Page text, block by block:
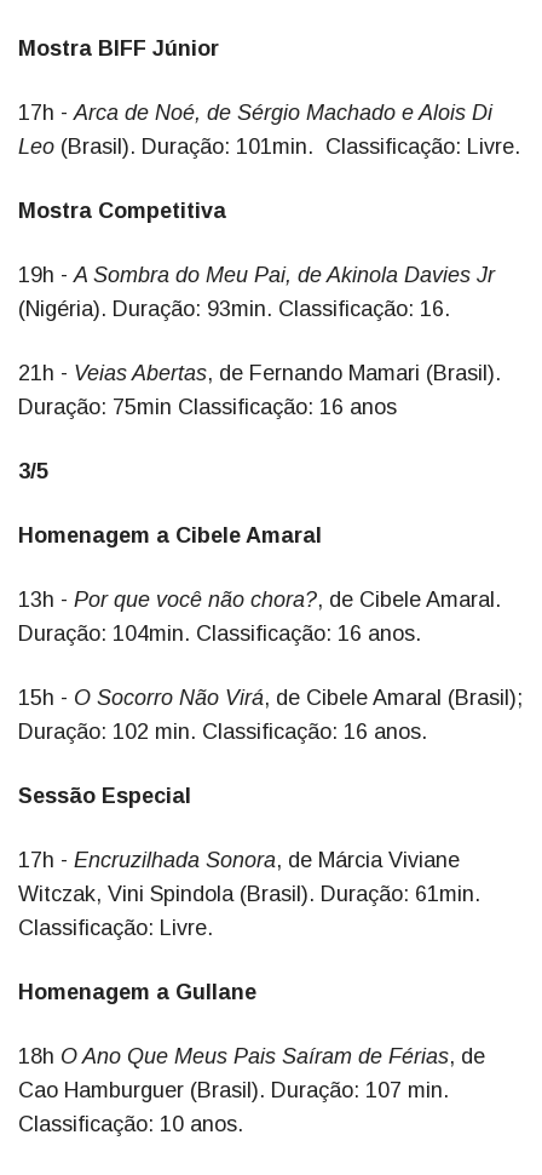
Mostra BIFF Júnior
17h -Arca de Noé, de Sérgio Machado e Alois Di
Leo (Brasil). Duração: 101min. Classificação: Livre.
Mostra Competitiva
19h -A Sombra do Meu Pai, de Akinola Davies Jr
(Nigéria). Duração: 93min. Classificação: 16.
21h - Veias Abertas, de Fernando Mamari (Brasil).
Duração: 75min Classificação: 16 anos
3/5
Homenagem a Cibele Amaral
13h - Por que você não chora?, de Cibele Amaral.
Duração: 104min. Classificação: 16 anos.
15h - O Socorro Não Virá, de Cibele Amaral (Brasil);
Duração: 102 min. Classificação: 16 anos.
Sessão Especial
17h - Encruzilhada Sonora, de Márcia Viviane
Witczak, Vini Spindola (Brasil). Duração: 61min.
Classificação: Livre.
Homenagem a Gullane
18h O Ano Que Meus Pais Saíram de Férias, de
Cao Hamburguer (Brasil). Duração: 107 min.
Classificação: 10 anos.